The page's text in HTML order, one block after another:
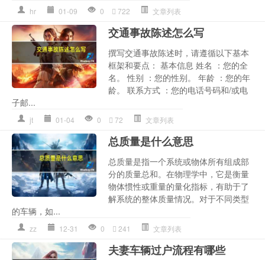
hr 01-09 0 722 文章列表
交通事故陈述怎么写
撰写交通事故陈述时，请遵循以下基本
框架和要点： 基本信息 姓名 ：您的全
名。 性别 ：您的性别。 年龄 ：您的年
龄。 联系方式 ：您的电话号码和/或电
子邮...
jt 01-04 0 72 文章列表
总质量是什么意思
总质量是指一个系统或物体所有组成部
分的质量总和。在物理学中，它是衡量
物体惯性或重量的量化指标，有助于了
解系统的整体质量情况。对于不同类型
的车辆，如...
zz 12-31 0 241 文章列表
夫妻车辆过户流程有哪些